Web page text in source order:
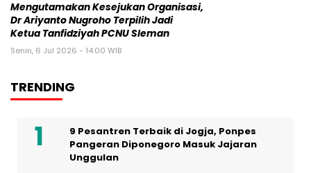
Mengutamakan Kesejukan Organisasi,
Dr Ariyanto Nugroho Terpilih Jadi
Ketua Tanfidziyah PCNU Sleman
Senin, 6 Jul 2026 - 14:00 WIB
TRENDING
9 Pesantren Terbaik di Jogja, Ponpes
Pangeran Diponegoro Masuk Jajaran
Unggulan